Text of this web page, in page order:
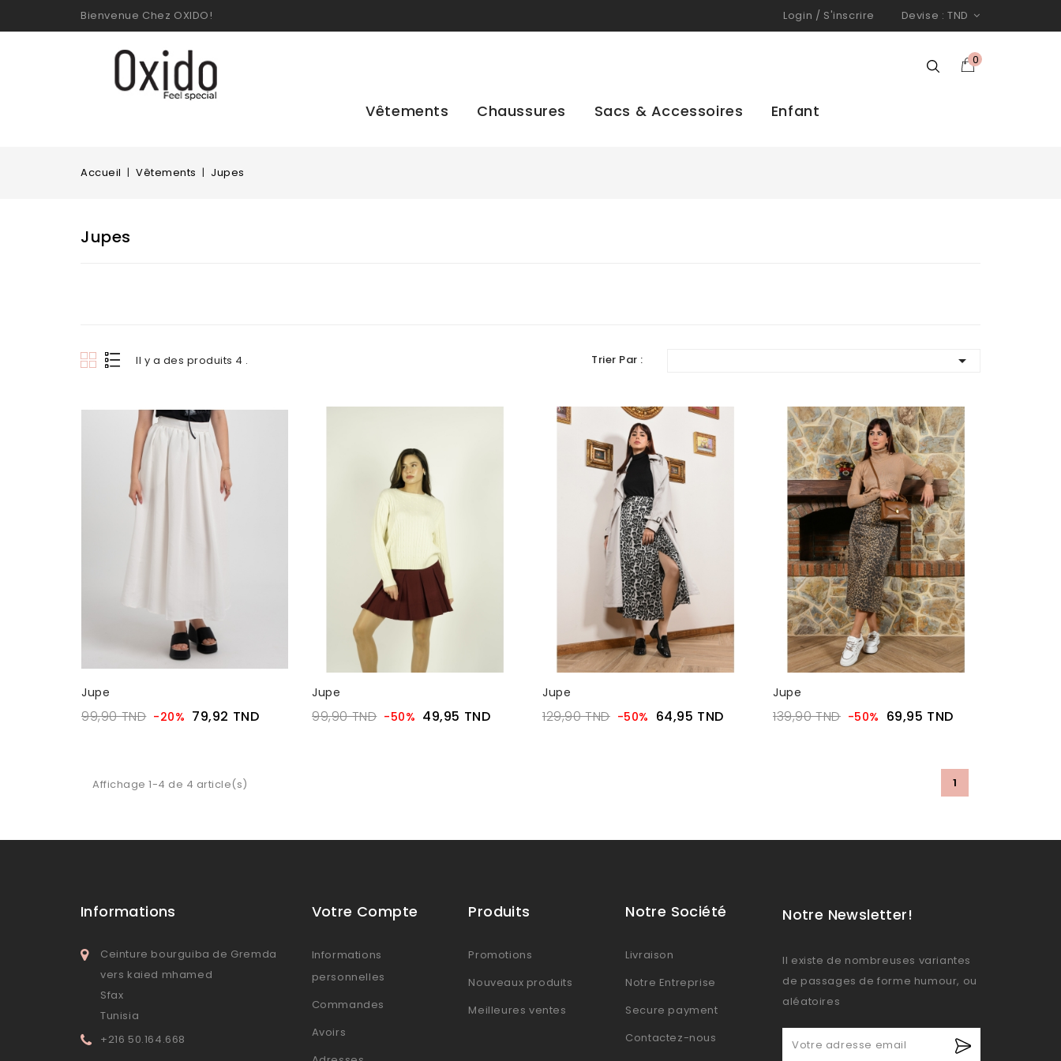
Bienvenue Chez OXIDO! Login / S'inscrire Devise : TND
0
Vêtements Chaussures Sacs & Accessoires Enfant
Accueil Vêtements Jupes
Jupes
Il y a des produits 4 . Trier Par : 
Jupe
99,90 TND -20% 79,92 TND
Jupe
99,90 TND -50% 49,95 TND
Jupe
129,90 TND -50% 64,95 TND
Jupe
139,90 TND -50% 69,95 TND
Affichage 1-4 de 4 article(s) 1
Informations
Ceinture bourguiba de Gremda
vers kaied mhamed
Sfax
Tunisia
+216 50.164.668
Votre Compte
Informations
personnelles
Commandes
Avoirs
Produits
Promotions
Nouveaux produits
Meilleures ventes
Notre Société
Livraison
Notre Entreprise
Secure payment
Contactez-nous
Notre Newsletter!
Il existe de nombreuses variantes
de passages de forme humour, ou
aléatoires